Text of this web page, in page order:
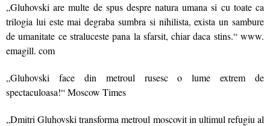
„Gluhovski are multe de spus despre natura umana si cu toate ca
trilogia lui este mai degraba sumbra si nihilista, exista un sambure
de umanitate ce straluceste pana la sfarsit, chiar daca stins.“ www.
emagill. com
„Gluhovski face din metroul rusesc o lume extrem de
spectaculoasa!“ Moscow Times
„Dmitri Gluhovski transforma metroul moscovit in ultimul refugiu al